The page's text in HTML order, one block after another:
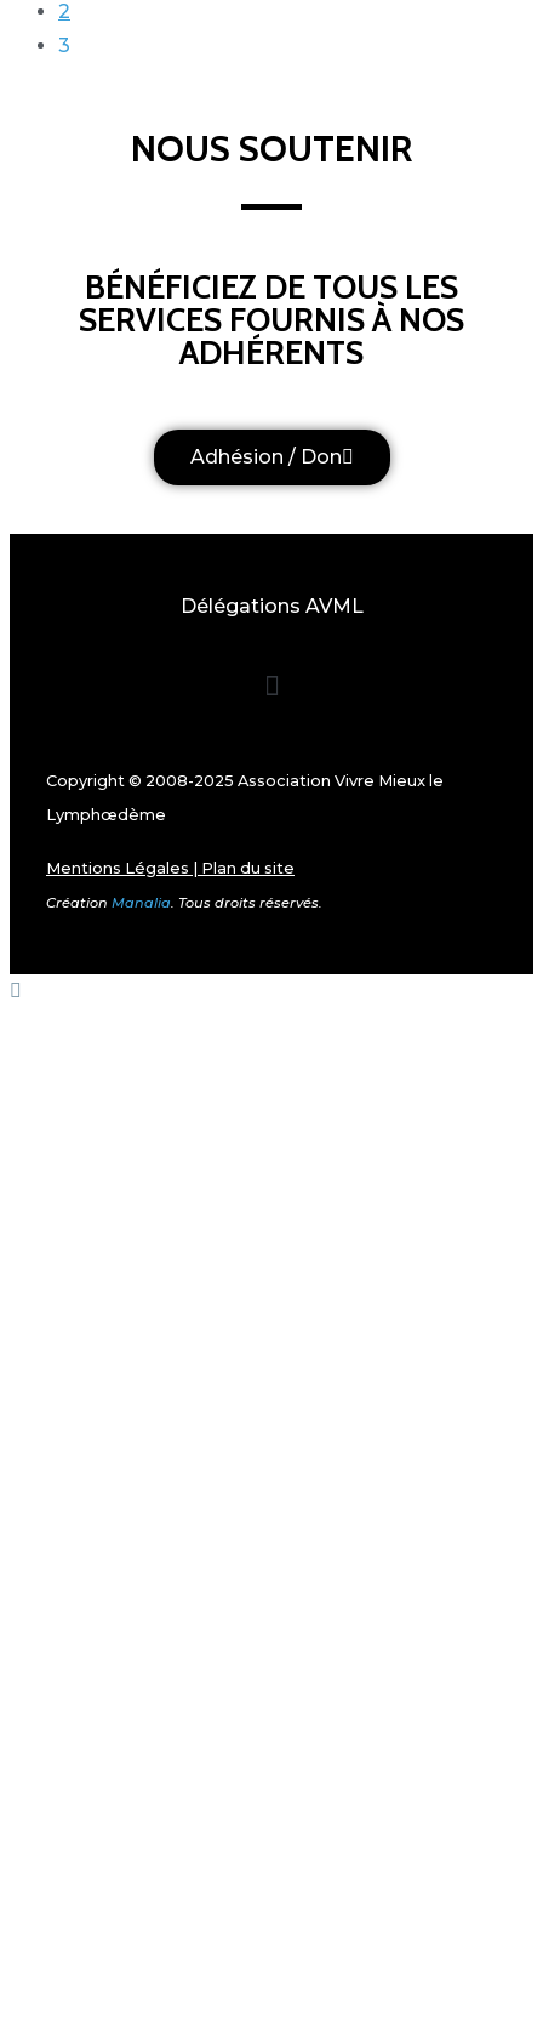
2
3
NOUS SOUTENIR
BÉNÉFICIEZ DE TOUS LES
SERVICES FOURNIS À NOS
ADHÉRENTS
Adhésion / Don
Copyright © 2008-2025 Association Vivre Mieux le
Lymphœdème
Mentions Légales Plan du site
Création Manalia . Tous droits réservés.
Délégations AVML